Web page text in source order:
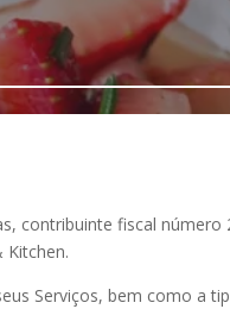
contribuinte fiscal
Kitchen.
Serviços, bem como a